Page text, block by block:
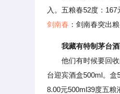
入。五粮春52度：167
剑南春 ：剑南春突出
我藏有特制茅台
他们有时候要回收
台迎宾酒盒500ml。盒
8.00元500ml39度五粮